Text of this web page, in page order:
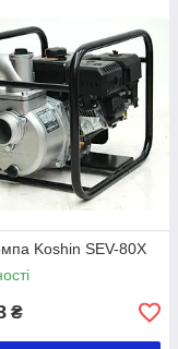
Koshin SEV-80X
₴